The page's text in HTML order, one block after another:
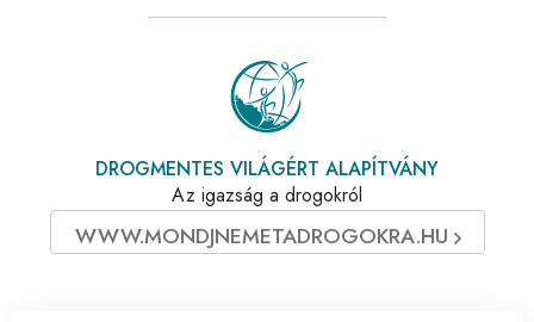
DROGMENTES VILÁGÉRT ALAPÍTVÁNY
Az igazság a drogokról
WWW.MONDJNEMETADROGOKRA.HU